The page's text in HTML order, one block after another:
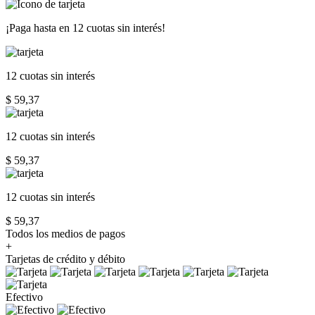
¡Paga hasta en 12 cuotas sin interés!
12 cuotas sin interés
$ 59,37
12 cuotas sin interés
$ 59,37
12 cuotas sin interés
$ 59,37
Todos los medios de pagos
+
Tarjetas de crédito y débito
Efectivo